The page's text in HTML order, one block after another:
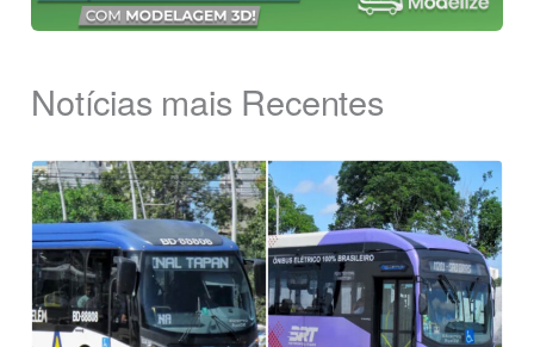
Notícias mais Recentes